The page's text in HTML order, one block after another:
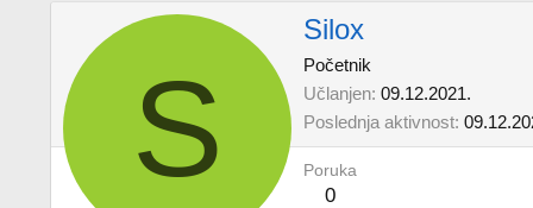
S
Silox
Početnik
Učlanjen 09.12.2021.
Poslednja aktivnost
Poruka
0